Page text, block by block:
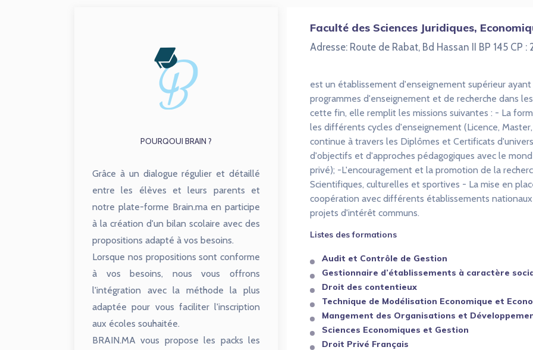
POURQOUI BRAIN ?
Grâce à un dialogue régulier et détaillé
entre les élèves et leurs parents et
notre plate-forme Brain.ma en participe
à la création d'un bilan scolaire avec des
propositions adapté à vos besoins.
Lorsque nos propositions sont conforme
à vos besoins, nous vous offrons
l'intégration avec la méthode la plus
adaptée pour vous faciliter l'inscription
aux écoles souhaitée.
BRAIN.MA vous propose les packs les
Faculté des Sciences Juridiques,
Adresse: Route de Rabat, Bd Hassan II BP 145
est un établissement d'enseignement supérieur
programmes d'enseignement et de recherche dans
cette fin, elle remplit les missions suivantes : - La
les différents cycles d'enseignement (Licence,
continue à travers les Diplômes et Certificats
d'objectifs et d'approches pédagogiques avec le
privé); -L'encouragement et la promotion de la
Scientifiques, culturelles et sportives - La mise en
coopération avec différents établissements
projets d'intérêt communs.
Listes des formations
Audit et Contrôle de Gestion
Gestionnaire d’établissements à caractère
Droit des contentieux
Technique de Modélisation Economique et
Mangement des Organisations et
Sciences Economiques et Gestion
Droit Privé Français